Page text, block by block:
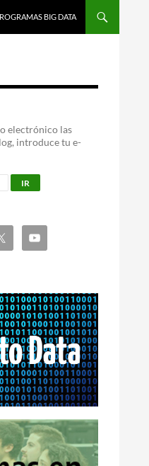
BIG DATA
electrónico las
introduce tu e-